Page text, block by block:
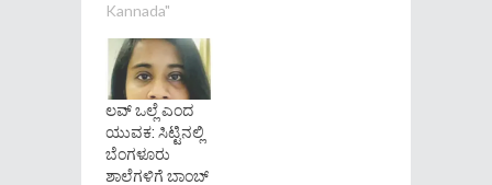
Kannada"
ಲವ್ ಒಲ್ಲೆ ಎಂದ
ಯುವಕ: ಸಿಟ್ಟಿನಲ್ಲಿ
ಬೆಂಗಳೂರು
ಶಾಲೆಗಳಿಗೆ ಬಾಂಬ್